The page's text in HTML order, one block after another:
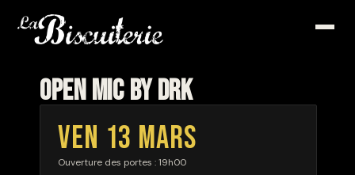
OPEN MIC BY DRK
VEN 13 MARS
Ouverture des portes : 19h00